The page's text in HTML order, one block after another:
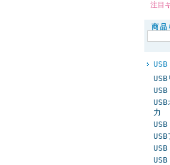
注目
商品
USB
力